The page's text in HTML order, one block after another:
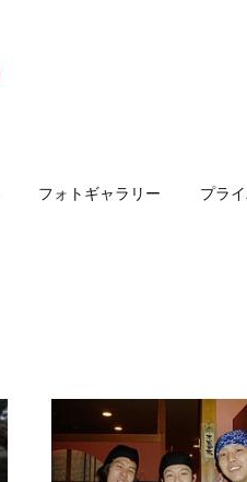
フォトギャラリー プラ